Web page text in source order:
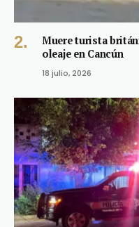
Muere turista
oleaje en Cancún
18 julio, 2026